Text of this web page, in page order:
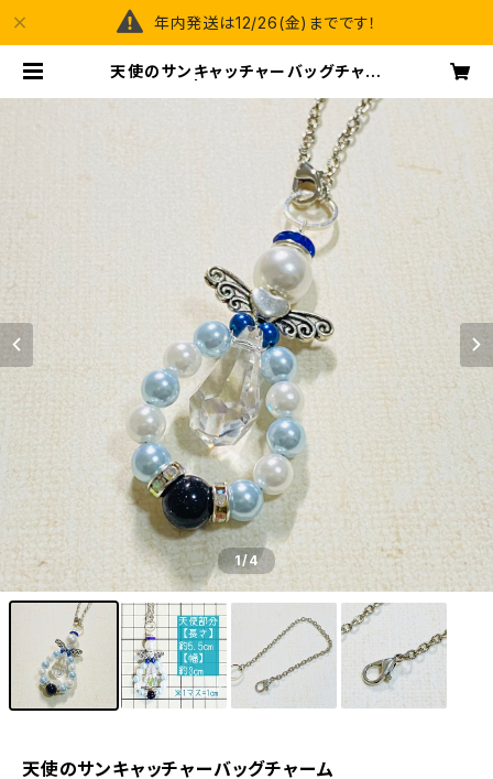
年内発送は12/26(金)までです！
天使のサンキャッチャーバッグチャー
1/4
天使のサンキャッチャーバッグチャーム